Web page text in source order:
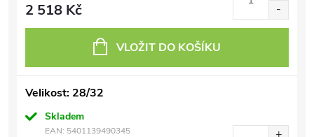
2 518 Kč
VLOŽIT DO KOŠÍKU
Velikost: 28/32
Skladem
EAN: 5401139490345